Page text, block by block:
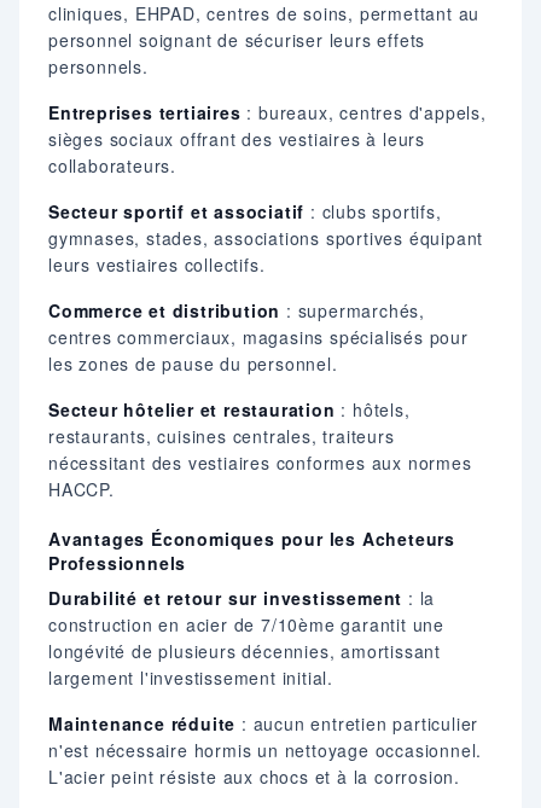
cliniques, EHPAD, centres de soins, permettant au
personnel soignant de sécuriser leurs effets
personnels.
Entreprises tertiaires : bureaux, centres d'appels,
sièges sociaux offrant des vestiaires à leurs
collaborateurs.
Secteur sportif et associatif : clubs sportifs,
gymnases, stades, associations sportives équipant
leurs vestiaires collectifs.
Commerce et distribution : supermarchés,
centres commerciaux, magasins spécialisés pour
les zones de pause du personnel.
Secteur hôtelier et restauration : hôtels,
restaurants, cuisines centrales, traiteurs
nécessitant des vestiaires conformes aux normes
HACCP.
Avantages Économiques pour les Acheteurs
Professionnels
Durabilité et retour sur investissement : la
construction en acier de 7/10ème garantit une
longévité de plusieurs décennies, amortissant
largement l'investissement initial.
Maintenance réduite : aucun entretien particulier
n'est nécessaire hormis un nettoyage occasionnel.
L'acier peint résiste aux chocs et à la corrosion.